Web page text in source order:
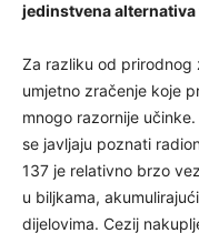
jedinstvena
Za razliku od prirodnog
umjetno zračenje koje
mnogo razornije
se javljaju poznati
137 je relativno brzo
u biljkama,
dijelovima. Cezij